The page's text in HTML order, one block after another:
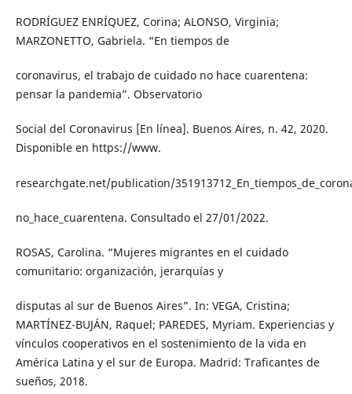
RODRÍGUEZ ENRÍQUEZ, Corina; ALONSO, Virginia;
MARZONETTO, Gabriela. “En tiempos de
coronavirus, el trabajo de cuidado no hace cuarentena:
pensar la pandemia”. Observatorio
Social del Coronavirus [En línea]. Buenos Aires, n. 42, 2020.
Disponible en https://www.
researchgate.net/publication/
no_hace_cuarentena. Consultado el 27/01/2022.
ROSAS, Carolina. “Mujeres migrantes en el cuidado
comunitario: organización, jerarquías y
disputas al sur de Buenos Aires”. In: VEGA, Cristina;
MARTÍNEZ-BUJÁN, Raquel; PAREDES, Myriam. Experiencias y
vínculos cooperativos en el sostenimiento de la vida en
América Latina y el sur de Europa. Madrid: Traficantes de
sueños, 2018.